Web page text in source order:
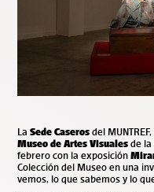
La Sede Caseros del
Museo de Artes Visuales de la
febrero con la exposición
Colección del Museo en una
vemos, lo que sabemos y lo